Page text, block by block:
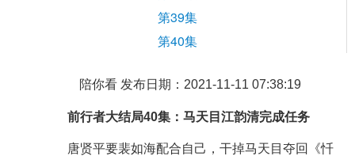
第39集
第40集
陪你看 发布日期：2021-11-11 07:38:19
前行者大结局40集：马天目江韵清完成任务
唐贤平要裴如海配合自己，干掉马天目夺回《忏